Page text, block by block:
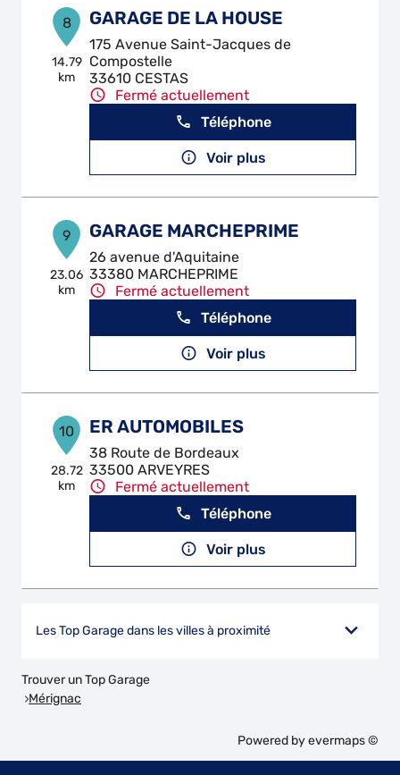
8
14.79
km
GARAGE DE LA HOUSE
175 Avenue Saint-Jacques de
Compostelle
33610 CESTAS
Fermé actuellement
Téléphone
Voir plus
9
23.06
km
GARAGE MARCHEPRIME
26 avenue d'Aquitaine
33380 MARCHEPRIME
Fermé actuellement
Téléphone
Voir plus
10
28.72
km
ER AUTOMOBILES
38 Route de Bordeaux
33500 ARVEYRES
Fermé actuellement
Téléphone
Voir plus
Les Top Garage dans les villes à proximité
Trouver un Top Garage
Mérignac
Powered byevermaps ©